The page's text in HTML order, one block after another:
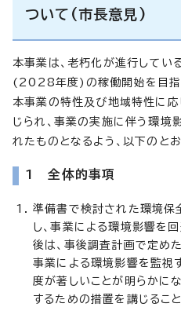
ついて(市長意見)
本事業は、老朽化が進行してい
(2028年度)の稼働開始を目指
本事業の特性及び地域特性に
じられ、事業の実施に伴う環境
れたものとなるよう、以下のと
1 全体的事項
準備書で検討された環境保
し、事業による環境影響を
後は、事後調査計画で定め
事業による環境影響を監視
度が著しいことが明らかに
するための措置を講じること